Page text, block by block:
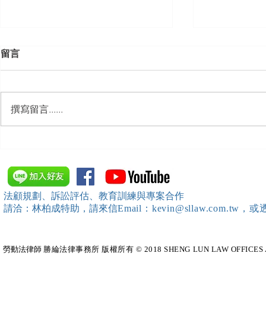
座談會(桃園場)）邀請本所所
長 邱靖棠律師擔任《2026 勞
動新制不踩雷！血淚實務案例
大公開》講師
擔任移工
留言
撰寫留言......
法顧規劃、訴訟評估、教育訓練與專案合作
請洽：林柏成特助 ，請來信Email：kevin@sllaw.com.tw，
勞動法律師​ 勝綸法律事務所 版權所有 © 2018 SHENG LUN LAW